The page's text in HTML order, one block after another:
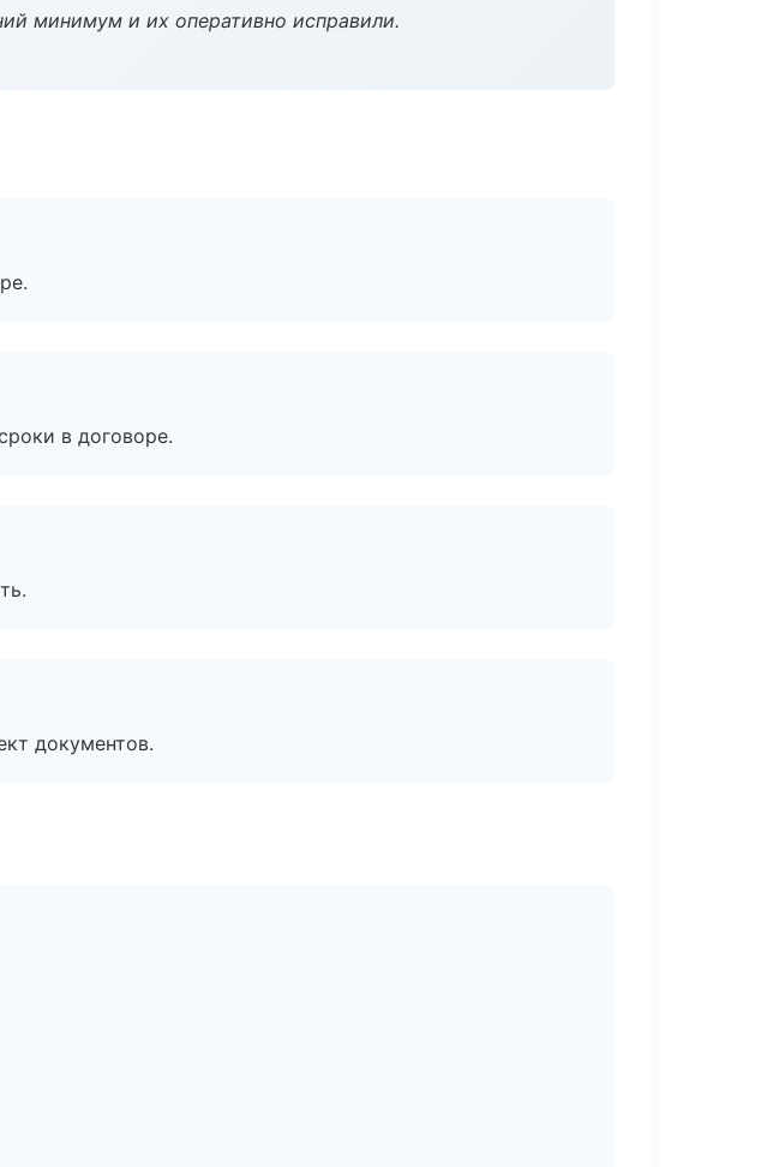
минимум и их оперативно исправили.
в договоре.
документов.